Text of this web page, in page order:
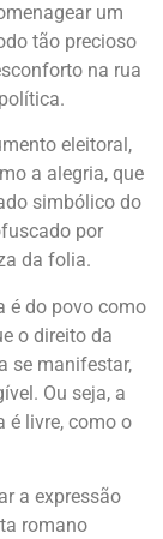
um
tão precioso
na rua
eleitoral,
a alegria, que
simbólico do
por
da folia.
é do povo como
o direito da
se manifestar,
Ou seja, a
é livre, como o
a expressão
romano